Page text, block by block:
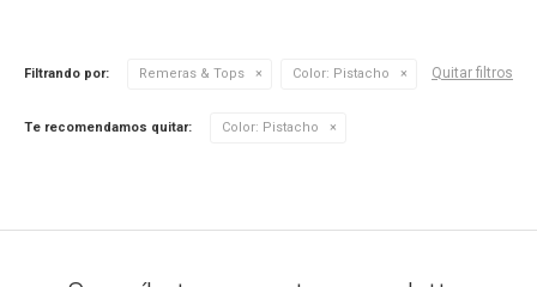
Filtrando por: Remeras & Tops Color: Pistacho Quitar filtros
Te recomendamos quitar: Color: Pistacho